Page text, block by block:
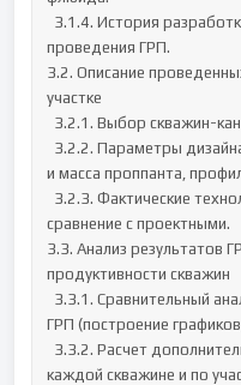
проведения ГРП.
3.2. Описание
участке
и масса проппанта,
сравнение с проектными.
3.3. Анализ результатов
продуктивности скважин
ГРП (построение
каждой скважине и по